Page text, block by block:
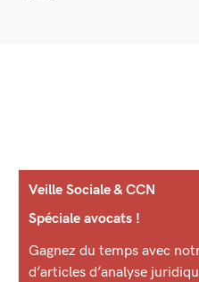
Veille Sociale & CCN
Spéciale avocats !
Gagnez du temps avec
d’articles d’analyse